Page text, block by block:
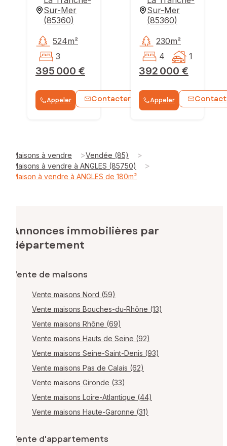
Sur-Mer
(85360)
395 000 €
524m²
3
Appeler Contacter WhatsApp
Sur-Mer
(85360)
392 000 €
230m²
4
1
Appeler
Maisons à vendre >Vendée (85) >
Maisons à vendre à ANGLES (85750) >
Maison à vendre à ANGLES de 180m²
Annonces immobilières par
département
Vente de maisons
Vente maisons Nord (59)
Vente maisons Bouches-du-Rhône (13)
Vente maisons Rhône (69)
Vente maisons Hauts de Seine (92)
Vente maisons Seine-Saint-Denis (93)
Vente maisons Pas de Calais (62)
Vente maisons Gironde (33)
Vente maisons Loire-Atlantique (44)
Vente maisons Haute-Garonne (31)
Vente d'appartements